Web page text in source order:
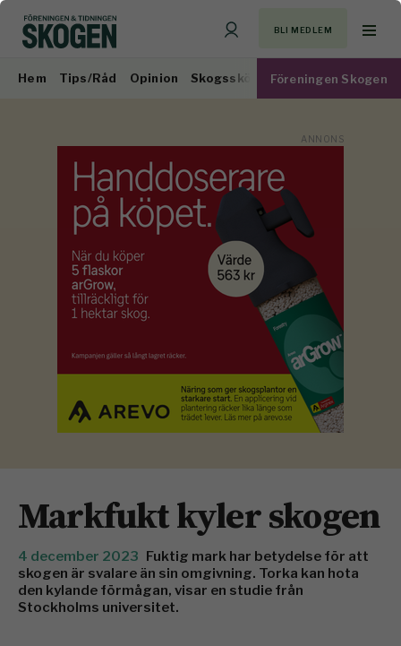
BLI MEDLEM
Hem Tips/Råd Opinion Skogsskötsel Virkesmarknad
Föreningen Skogen
Markfukt kyler skogen
4 december 2023 Fuktig mark har betydelse för att
skogen är svalare än sin omgivning. Torka kan hota
den kylande förmågan, visar en studie från
Stockholms universitet.